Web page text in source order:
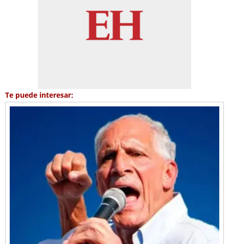
Te puede interesar: